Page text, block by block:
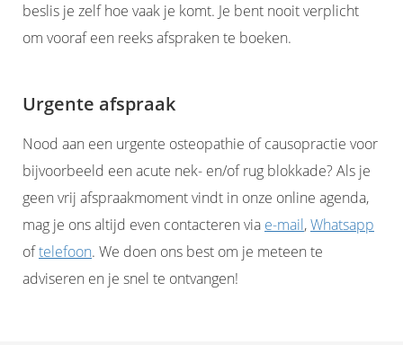
beslis je zelf hoe vaak je komt. Je bent nooit verplicht
om vooraf een reeks afspraken te boeken.
Urgente afspraak
Nood aan een urgente osteopathie of causopractie voor
bijvoorbeeld een acute nek- en/of rug blokkade? Als je
geen vrij afspraakmoment vindt in onze online agenda,
mag je ons altijd even contacteren via e-mail,Whatsapp
oftelefoon. We doen ons best om je meteen te
adviseren en je snel te ontvangen!